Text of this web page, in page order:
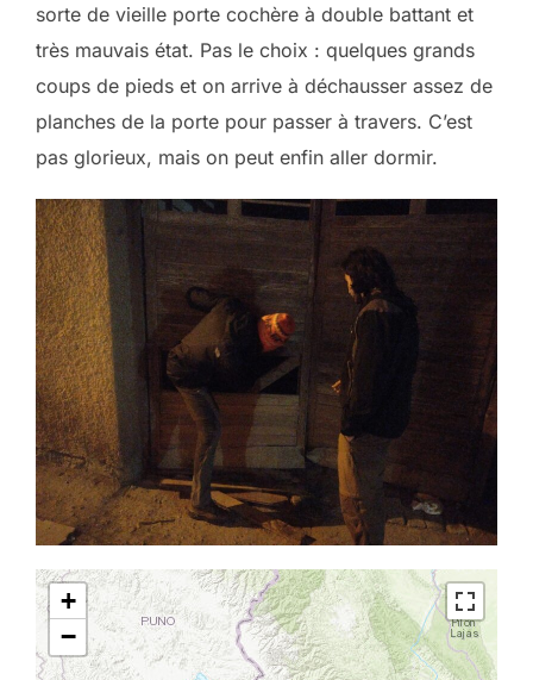
sorte de vieille porte cochère à double battant et
très mauvais état. Pas le choix : quelques grands
coups de pieds et on arrive à déchausser assez de
planches de la porte pour passer à travers. C’est
pas glorieux, mais on peut enfin aller dormir.
+
−